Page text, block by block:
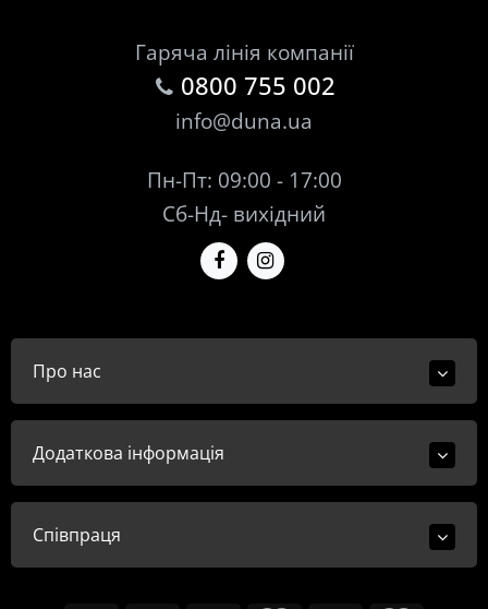
Гаряча лінія компанії
0800 755 002
info@duna.ua
Пн-Пт: 09:00 - 17:00
Сб-Нд- вихідний
Про нас
Додаткова інформація
Співпраця